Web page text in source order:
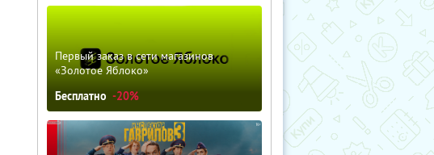
Первый заказ в сети магазинов
«Золотое Яблоко»
Бесплатно -20%